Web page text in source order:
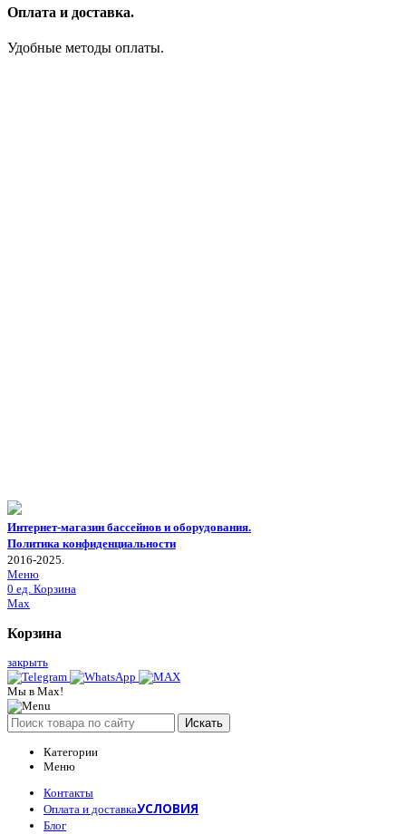
Оплата и доставка.
Удобные методы оплаты.
Интернет-магазин бассейнов и оборудования.
Политика конфиденциальности
2016-2025.
Меню
0 ед. Корзина
Max
Корзина
закрыть
Мы в Max!
Искать
Категории
Меню
Контакты
Оплата и доставкаУСЛОВИЯ
Блог